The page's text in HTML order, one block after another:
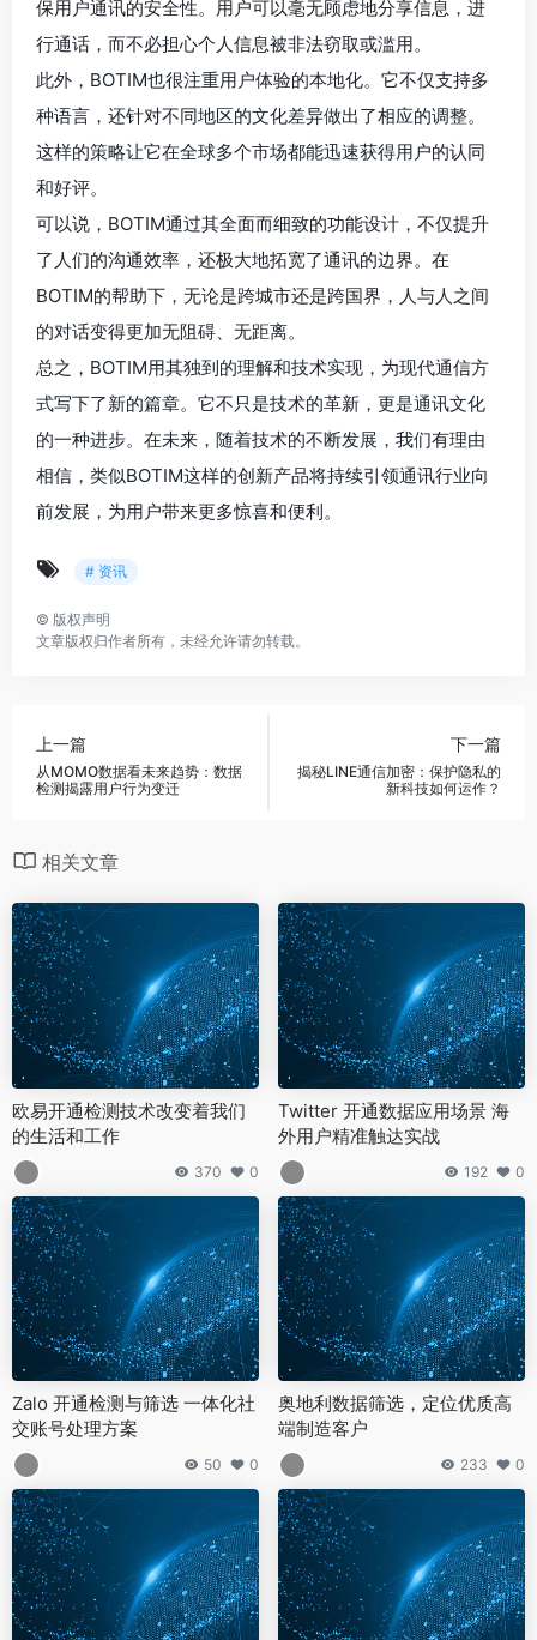
保用户通讯的安全性。用户可以毫无顾虑地分享信息，进
行通话，而不必担心个人信息被非法窃取或滥用。
此外，BOTIM也很注重用户体验的本地化。它不仅支持多
种语言，还针对不同地区的文化差异做出了相应的调整。
这样的策略让它在全球多个市场都能迅速获得用户的认同
和好评。
可以说，BOTIM通过其全面而细致的功能设计，不仅提升
了人们的沟通效率，还极大地拓宽了通讯的边界。在
BOTIM的帮助下，无论是跨城市还是跨国界，人与人之间
的对话变得更加无阻碍、无距离。
总之，BOTIM用其独到的理解和技术实现，为现代通信方
式写下了新的篇章。它不只是技术的革新，更是通讯文化
的一种进步。在未来，随着技术的不断发展，我们有理由
相信，类似BOTIM这样的创新产品将持续引领通讯行业向
前发展，为用户带来更多惊喜和便利。
# 资讯
© 版权声明
文章版权归作者所有，未经允许请勿转载。
上一篇
从MOMO数据看未来趋势：数据
检测揭露用户行为变迁
下一篇
揭秘LINE通信加密：保护隐私的
新科技如何运作？
相关文章
欧易开通检测技术改变着我们
的生活和工作
370 0
Twitter 开通数据应用场景 海
外用户精准触达实战
192 0
Zalo 开通检测与筛选 一体化社
交账号处理方案
50 0
奥地利数据筛选，定位优质高
端制造客户
233 0